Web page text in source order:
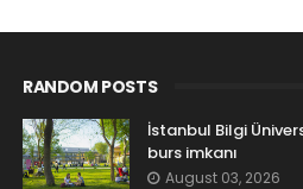
RANDOM POSTS
İstanbul Bilgi
burs imkanı
August 03, 2026